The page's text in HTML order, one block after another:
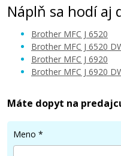
Náplň sa hodí aj
Brother MFC J 6520
Brother MFC J 6520
Brother MFC J 6920
Brother MFC J 6920
Máte dopyt na
Meno *